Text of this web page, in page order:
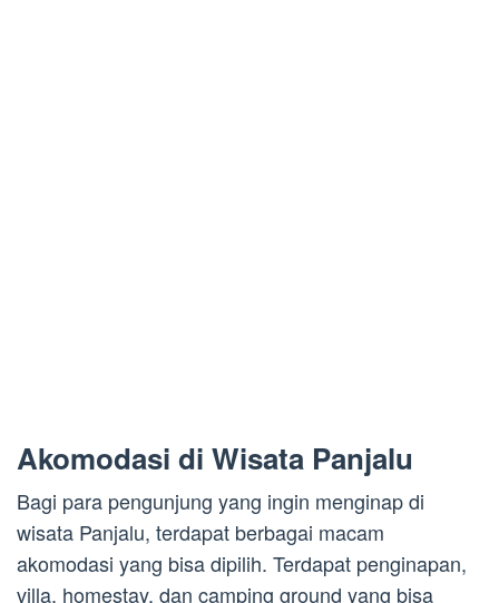
Akomodasi di Wisata Panjalu
Bagi para pengunjung yang ingin menginap di
wisata Panjalu, terdapat berbagai macam
akomodasi yang bisa dipilih. Terdapat penginapan,
villa, homestay, dan camping ground yang bisa